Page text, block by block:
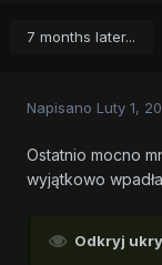
7 months later...
Napisano Luty 1,
Ostatnio mocno
wyjątkowo
Odkryj